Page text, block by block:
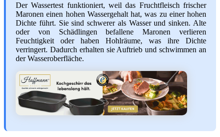
Der Wassertest funktioniert, weil das Fruchtfleisch frischer
Maronen einen hohen Wassergehalt hat, was zu einer hohen
Dichte führt. Sie sind schwerer als Wasser und sinken. Alte
oder von Schädlingen befallene Maronen verlieren
Feuchtigkeit oder haben Hohlräume, was ihre Dichte
verringert. Dadurch erhalten sie Auftrieb und schwimmen an
der Wasseroberfläche.